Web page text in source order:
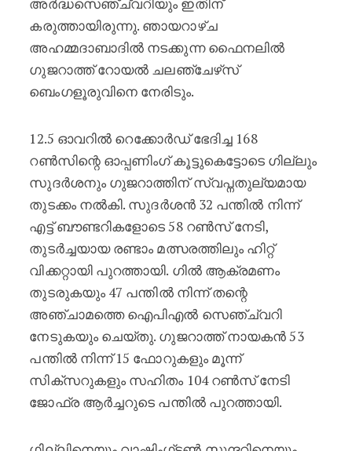
കരുത്തായിരുന്നു. ഞായറാഴ്ച
അഹമ്മദാബാദിൽ നടക്കുന്ന ഫൈനലിൽ
ഗുജറാത്ത് റോയൽ ചലഞ്ചേഴ്‌സ്
ബെംഗളൂരുവിനെ നേരിടും.
12.5 ഓവറിൽ റെക്കോർഡ് ഭേദിച്ച 168
റൺസിന്റെ ഓപ്പണിംഗ് കൂട്ടുകെട്ടോടെ ഗില്ലും
സുദർശനും ഗുജറാത്തിന് സ്വപ്നതുല്യമായ
തുടക്കം നൽകി. സുദർശൻ 32 പന്തിൽ നിന്ന്
എട്ട് ബൗണ്ടറികളോടെ 58 റൺസ് നേടി,
തുടർച്ചയായ രണ്ടാം മത്സരത്തിലും ഹിറ്റ്
വിക്കറ്റായി പുറത്തായി. ഗിൽ ആക്രമണം
തുടരുകയും 47 പന്തിൽ നിന്ന് തന്റെ
അഞ്ചാമത്തെ ഐപിഎൽ സെഞ്ച്വറി
നേടുകയും ചെയ്തു. ഗുജറാത്ത് നായകൻ 53
പന്തിൽ നിന്ന് 15 ഫോറുകളും മൂന്ന്
സിക്സറുകളും സഹിതം 104 റൺസ് നേടി
ജോഫ്ര ആർച്ചറുടെ പന്തിൽ പുറത്തായി.